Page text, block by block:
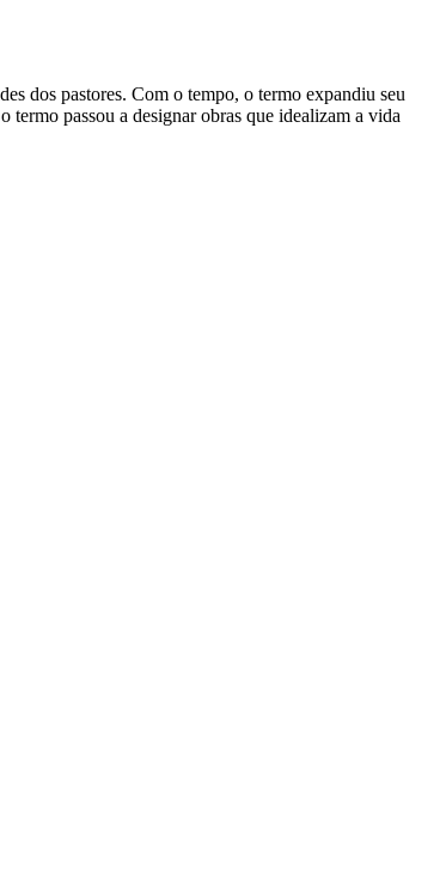
dos pastores. Com o tempo, o termo expandiu seu
termo passou a designar obras que idealizam a vida